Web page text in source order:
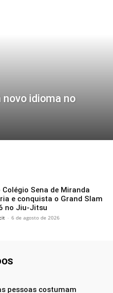
novo idioma no
Sena de Miranda
e conquista o Grand Slam
no Jiu-Jitsu
- 6 de agosto de 2026
pessoas costumam